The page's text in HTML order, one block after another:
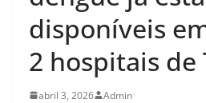
disponíveis
2 hospitais de
abril 3, 2026 Admin